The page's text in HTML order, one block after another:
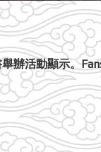
辦活動顯示。